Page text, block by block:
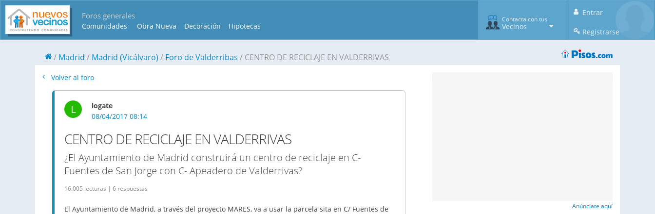
Foros generales
Comunidades Obra Nueva Decoración Hipotecas
Entrar
Registrarse
Contacta con tus
Vecinos
Madrid Madrid (Vicálvaro) Foro de Valderribas CENTRO DE RECICLAJE EN VALDERRIVAS
Volver al foro
L
logate
08/04/2017 08:14
CENTRO DE RECICLAJE EN VALDERRIVAS
¿El Ayuntamiento de Madrid construirá un centro de reciclaje en C-
Fuentes de San Jorge con C- Apeadero de Valderrivas?
16.005 lecturas | 6 respuestas
El Ayuntamiento de Madrid, a través del proyecto MARES, va a usar la parcela sita en C/ Fuentes de
Anúnciate aquí